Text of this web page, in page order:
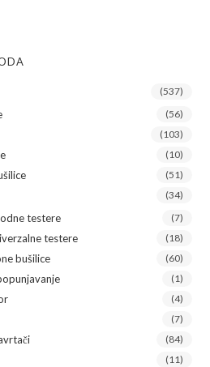
(537)
(56)
(103)
(10)
(51)
(34)
testere (7)
testere (18)
bušilice (60)
(1)
(4)
(7)
(84)
(11)